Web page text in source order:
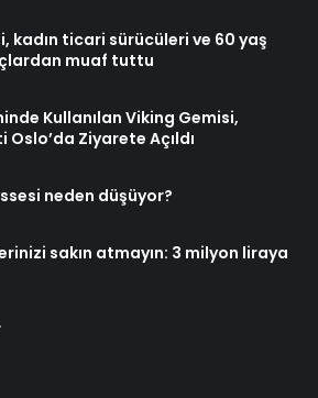
kadın ticari sürücüleri ve 60 yaş
muaf tuttu
Kullanılan Viking Gemisi,
Oslo’da Ziyarete Açıldı
neden düşüyor?
sakın atmayın: 3 milyon liraya